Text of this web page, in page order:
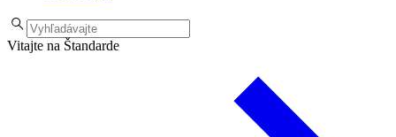
Vitajte na Štandarde